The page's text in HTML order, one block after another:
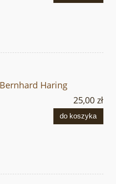
Haring
25,00 zł
do koszyka